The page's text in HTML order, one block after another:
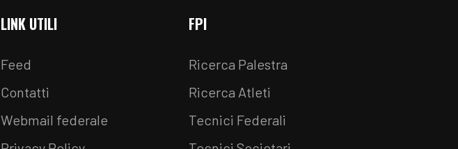
LINK UTILI
Feed
Contatti
Webmail federale
FPI
Ricerca Palestra
Ricerca Atleti
Tecnici Federali